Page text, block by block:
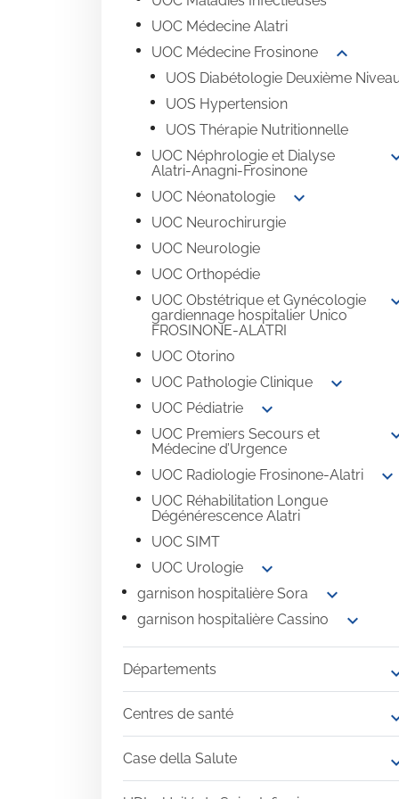
UOC Médecine Alatri
UOC Médecine Frosinone
expand_more
UOS Diabétologie Deuxième
UOS Hypertension
UOS Thérapie Nutritionnelle
UOC Néphrologie et Dialyse
Alatri-Anagni-Frosinone
UOC Néonatologie expand_more
UOC Neurochirurgie
UOC Neurologie
UOC Orthopédie
UOC Obstétrique et Gynécologie
gardiennage hospitalier Unico
FROSINONE-ALATRI
UOC Otorino
UOC Pathologie Clinique
expand_more
UOC Pédiatrie expand_more
UOC Premiers Secours et
Médecine d’Urgence
UOC Radiologie Frosinone-Alatri expand_more
UOC Réhabilitation Longue
Dégénérescence Alatri
UOC SIMT
UOC Urologie
expand_more
garnison hospitalière Sora expand_more
garnison hospitalière Cassino expand_more
Départements
Centres de santé
Case della Salute